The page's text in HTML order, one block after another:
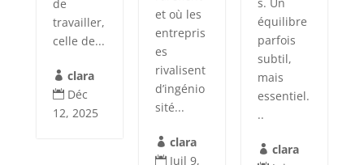
de
travailler,
celle de...
 clara
 Déc
12, 2025
et où les
entrepris
es
rivalisent
d’ingénio
sité...
 clara
 Juil 9,
équilibre
parfois
subtil,
mais
essentiel.
..
 clara